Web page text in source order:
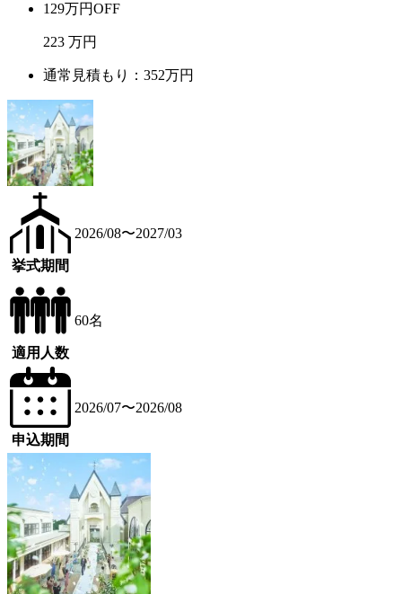
129万円OFF
223 万円
通常見積もり：352万円
挙式期間
2026/08〜2027/03
適用人数
60名
申込期間
2026/07〜2026/08